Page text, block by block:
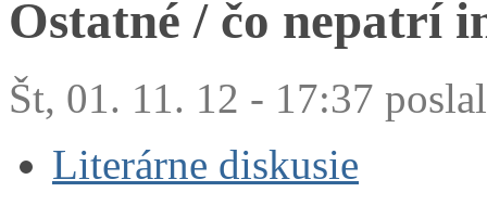
Ostatné / čo nepatrí
Št, 01. 11. 12 - 17:37
Literárne diskusie